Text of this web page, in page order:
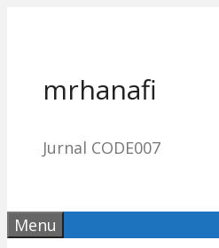
mrhanafi
Jurnal CODE007
Menu